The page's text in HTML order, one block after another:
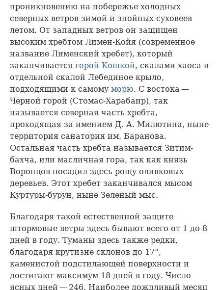
проникновению на побережье холодных
северных ветров зимой и знойных суховеев
летом. От западных ветров он защищен
высоким хребтом Лимен-Койя (современное
название Лименский хребет), который
заканчивается горой Кошкой, скалами хаоса и
отдельной скалой Лебединое крыло,
подходящими к самому морю. С востока —
Черной горой (Стомас-Харабаир), так
называется северная часть хребта,
проходящая за имением Д. А. Милютина, ныне
территория санатория им. Баранова.
Остальная часть хребта называется Зитим-
бахча, или масличная гора, так как князь
Воронцов посадил здесь рощу оливковых
деревьев. Этот хребет заканчивался мысом
Куртуры-бурун, ныне Зеленый мыс.
Благодаря такой естественной защите
штормовые ветры здесь бывают всего от 1 до 8
дней в году. Туманы здесь также редки,
благодаря крутизне склонов до 17°,
каменистой подстилающей поверхности и
достигают максимум 18 дней в году. Число
ясных дней — 246. Наиболее дождливый месяц